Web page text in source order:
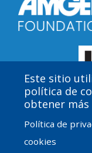
Este sitio
política de
obtener
Política de
cookies
Amgen Biotech
internacional